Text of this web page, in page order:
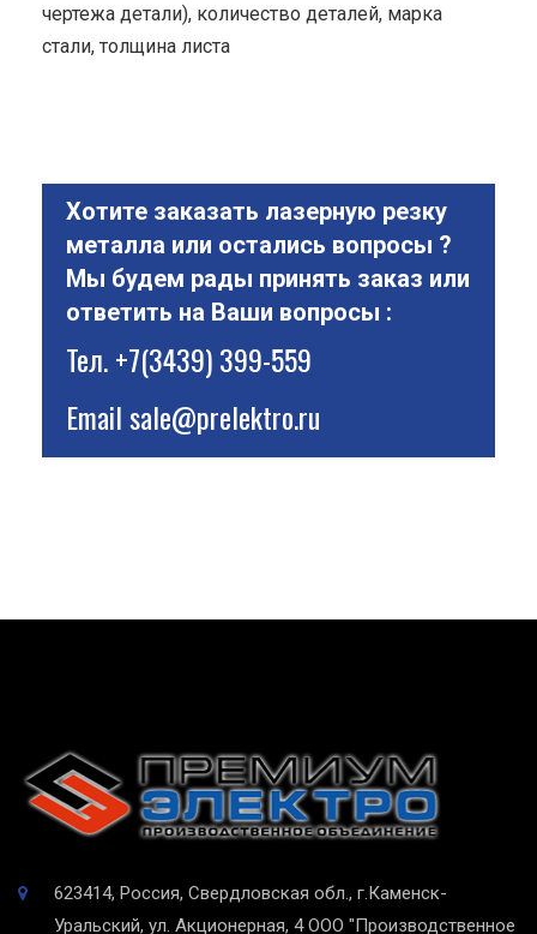
чертежа детали), количество деталей, марка
стали, толщина листа
Хотите заказать лазерную резку
металла или остались вопросы ?
Мы будем рады принять заказ или
ответить на Ваши вопросы :
Тел.+7(3439) 399-559
Emailsale@prelektro.ru
623414, Россия, Свердловская обл., г.Каменск-
Уральский, ул. Акционерная, 4 ООО "Производственное